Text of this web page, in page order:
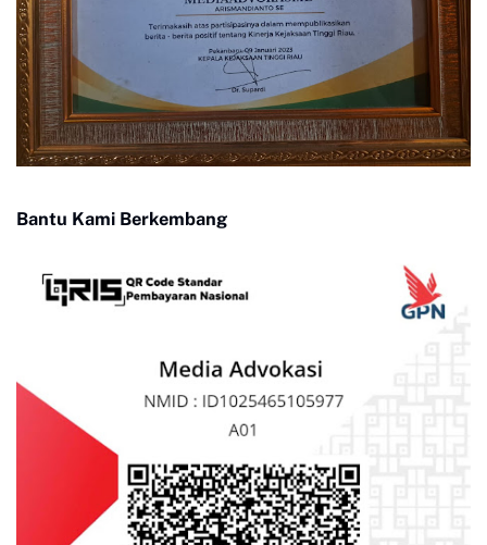
Bantu Kami Berkembang